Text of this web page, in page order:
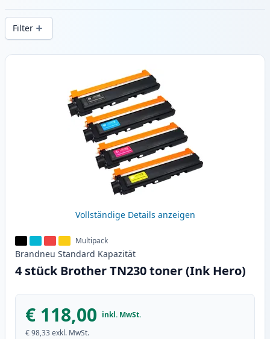
in .
Filter
Produkte
Vollständige Details anzeigen
Multipack
Brandneu Standard Kapazität
4 stück Brother TN230 toner (Ink Hero)
€ 118,00 inkl. MwSt.
€ 98,33exkl. MwSt.